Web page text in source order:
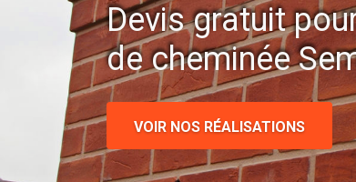
Devis gratuit
de cheminée
VOIR NOS RÉALISATIONS